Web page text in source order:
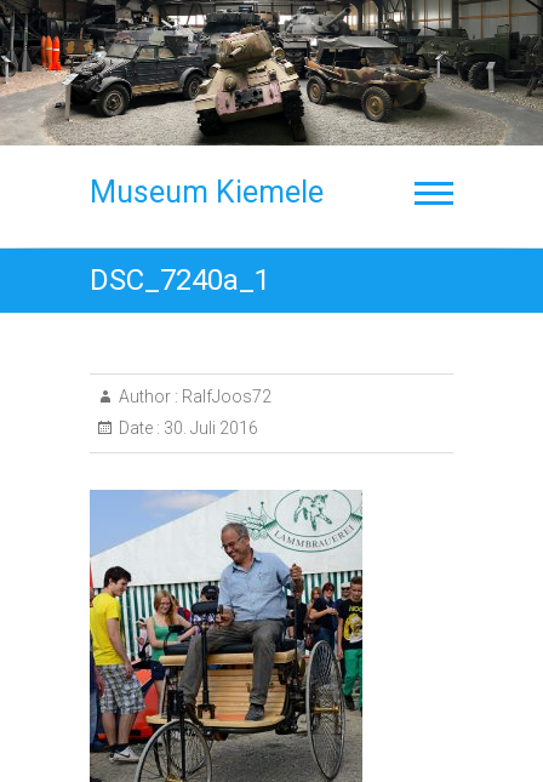
Skip
to
content
Museum Kiemele
DSC_7240a_1
Author : RalfJoos72
Date : 30. Juli 2016